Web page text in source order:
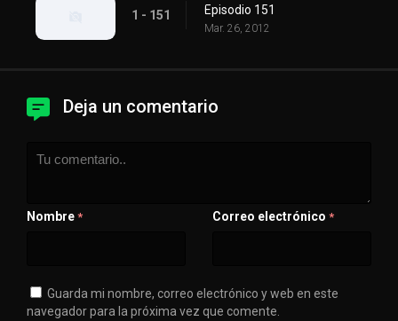
1 - 151 Episodio 151
Mar. 26, 2012
Deja un comentario
Nombre * Correo electrónico *
Guarda mi nombre, correo electrónico y web en este
navegador para la próxima vez que comente.